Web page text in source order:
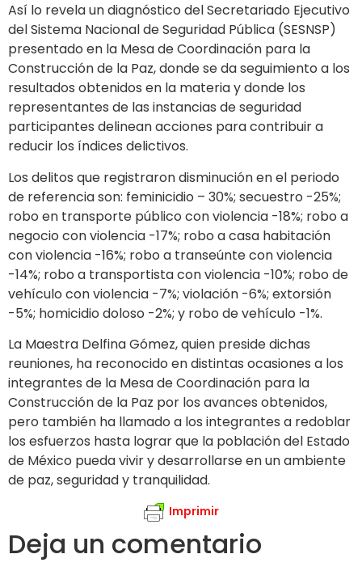
Así lo revela un diagnóstico del Secretariado Ejecutivo
del Sistema Nacional de Seguridad Pública (SESNSP)
presentado en la Mesa de Coordinación para la
Construcción de la Paz, donde se da seguimiento a los
resultados obtenidos en la materia y donde los
representantes de las instancias de seguridad
participantes delinean acciones para contribuir a
reducir los índices delictivos.
Los delitos que registraron disminución en el periodo
de referencia son: feminicidio – 30%; secuestro -25%;
robo en transporte público con violencia -18%; robo a
negocio con violencia -17%; robo a casa habitación
con violencia -16%; robo a transeúnte con violencia
-14%; robo a transportista con violencia -10%; robo de
vehículo con violencia -7%; violación -6%; extorsión
-5%; homicidio doloso -2%; y robo de vehículo -1%.
La Maestra Delfina Gómez, quien preside dichas
reuniones, ha reconocido en distintas ocasiones a los
integrantes de la Mesa de Coordinación para la
Construcción de la Paz por los avances obtenidos,
pero también ha llamado a los integrantes a redoblar
los esfuerzos hasta lograr que la población del Estado
de México pueda vivir y desarrollarse en un ambiente
de paz, seguridad y tranquilidad.
Imprimir
Deja un comentario